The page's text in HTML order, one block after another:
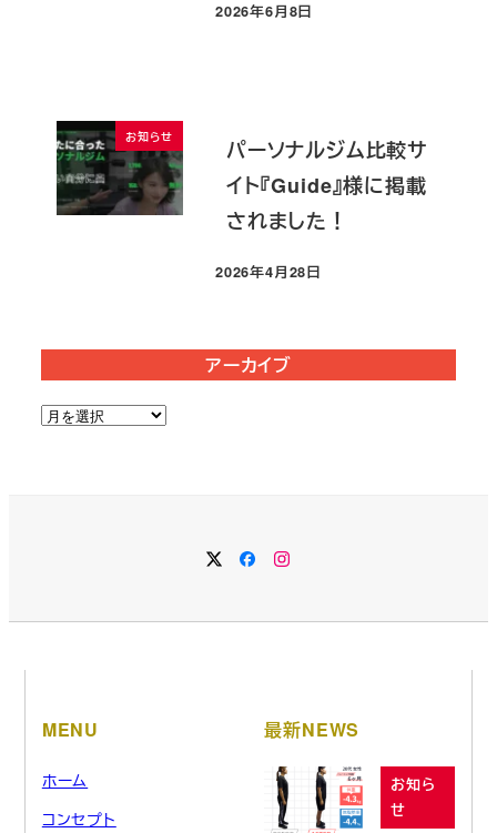
投稿日
2026年6月8日
お知らせ
パーソナルジム比較サ
イト『Guide』様に掲載
されました！
投稿日
2026年4月28日
アーカイブ
ア
MENU
ホーム
コンセプト
最新NEWS
お知ら
せ